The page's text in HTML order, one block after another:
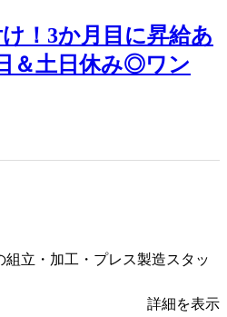
！3か月目に昇給あ
＆土日休み◎ワン
組立・加工・プレス製造スタッ
詳細を表示